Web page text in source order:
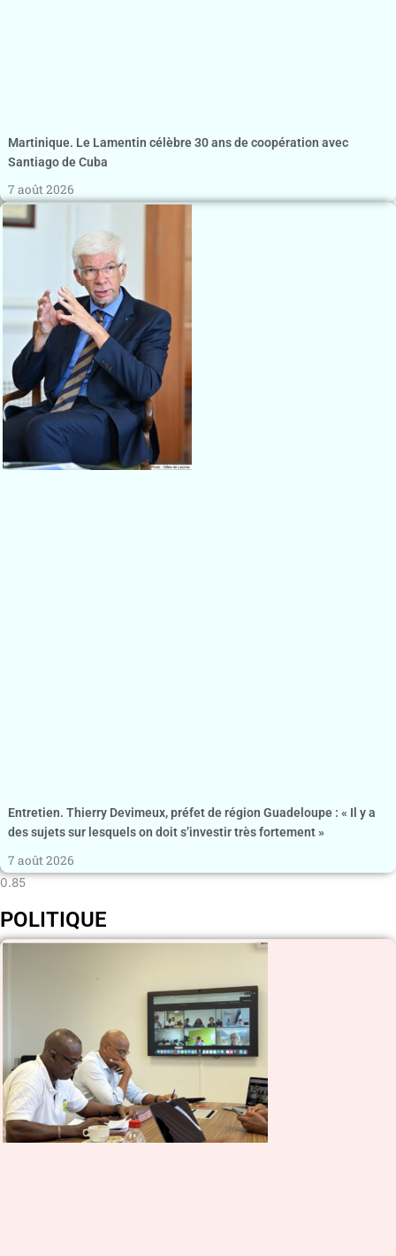
Martinique. Le Lamentin célèbre 30 ans de coopération avec
Santiago de Cuba
7 août 2026
Entretien. Thierry Devimeux, préfet de région Guadeloupe : « Il y a
des sujets sur lesquels on doit s’investir très fortement »
7 août 2026
POLITIQUE